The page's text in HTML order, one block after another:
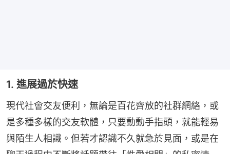
1. 進展過於快速
現代社會交友便利，無論是百花齊放的社群網絡，或
是多種多樣的交友軟體，只要動動手指頭，就能輕易
與陌生人相識。但若才認識不久就急於見面，或是在